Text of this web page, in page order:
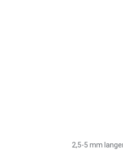
2,5-5 mm